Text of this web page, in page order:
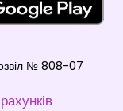
№ 808-07